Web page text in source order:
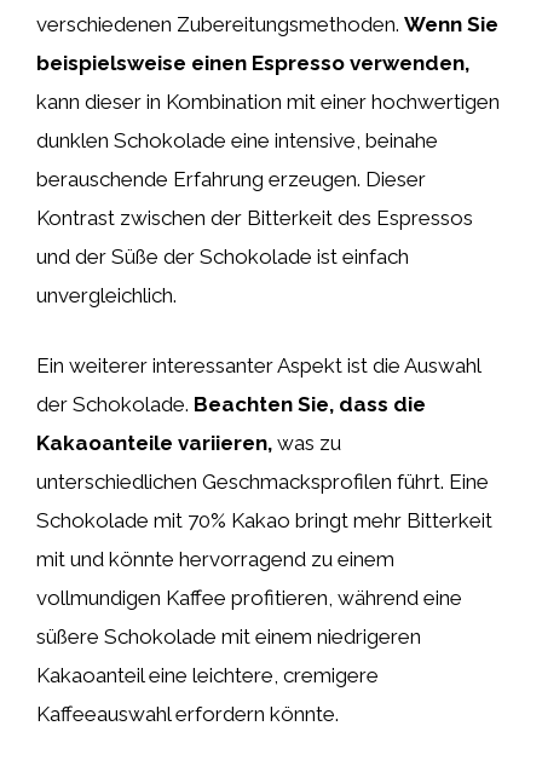
verschiedenen Zubereitungsmethoden. Wenn Sie
beispielsweise einen Espresso verwenden,
kann dieser in Kombination mit einer hochwertigen
dunklen Schokolade eine intensive, beinahe
berauschende Erfahrung erzeugen. Dieser
Kontrast zwischen der Bitterkeit des Espressos
und der Süße der Schokolade ist einfach
unvergleichlich.
Ein weiterer interessanter Aspekt ist die Auswahl
der Schokolade. Beachten Sie, dass die
Kakaoanteile variieren, was zu
unterschiedlichen Geschmacksprofilen führt. Eine
Schokolade mit 70% Kakao bringt mehr Bitterkeit
mit und könnte hervorragend zu einem
vollmundigen Kaffee profitieren, während eine
süßere Schokolade mit einem niedrigeren
Kakaoanteil eine leichtere, cremigere
Kaffeeauswahl erfordern könnte.